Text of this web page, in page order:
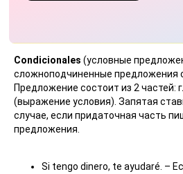
Condicionales (условные
сложноподчиненные предложения
Предложение состоит из 2 частей:
(выражение условия). Запятая
случае, если придаточная часть
предложения.
Si tengo dinero, te ayudaré. –